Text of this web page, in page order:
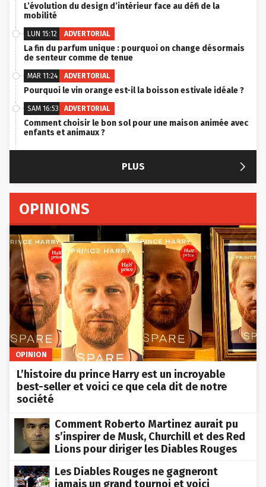
L’évolution du design d’intérieur face au défi de la
mobilité
LUN 15:12 ADVERTORIAL
La fin du parfum unique : pourquoi on change désormais
de senteur comme de tenue
MAR 11:24 ADVERTORIAL
Pourquoi le vin orange est-il la boisson estivale idéale ?
SAM 16:53 ADVERTORIAL
Comment choisir le bon sol pour une maison animée avec
enfants et animaux ?
PLUS 
OPINIONS
OPINION
L’histoire du prince Harry est un incroyable
best-seller et voici ce que cela dit de notre
société
Comment Roberto Martinez aurait pu
s’inspirer de Musk, Churchill et des Red
Lions pour diriger les Diables Rouges
Les Diables Rouges ne gagneront
jamais un grand tournoi et voici